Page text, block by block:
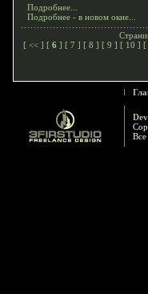
Подробнее...
Подробнее - в новом окне...
[ << ] [ 6 ] [ 7 ] [ 8 ] [ 9 ] [ 10 ] [
Все